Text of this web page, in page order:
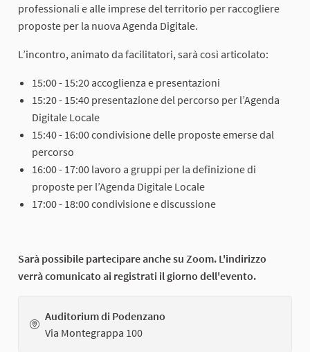
professionali e alle imprese del territorio per raccogliere
proposte per la nuova Agenda Digitale.
L’incontro, animato da facilitatori, sarà così articolato:
15:00 - 15:20 accoglienza e presentazioni
15:20 - 15:40 presentazione del percorso per l’Agenda
Digitale Locale
15:40 - 16:00 condivisione delle proposte emerse dal
percorso
16:00 - 17:00 lavoro a gruppi per la definizione di
proposte per l’Agenda Digitale Locale
17:00 - 18:00 condivisione e discussione
Sarà possibile partecipare anche su Zoom. L'indirizzo
verrà comunicato ai registrati il giorno dell'evento.
Auditorium di Podenzano
Via Montegrappa 100